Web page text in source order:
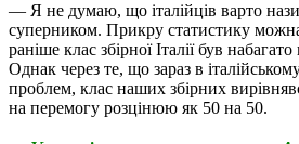
— Я не думаю, що італійців варто
суперником. Прикру статистику
раніше клас збірної Італії був
Однак через те, що зараз в
проблем, клас наших збірних
на перемогу розцінюю як 50 на 50.